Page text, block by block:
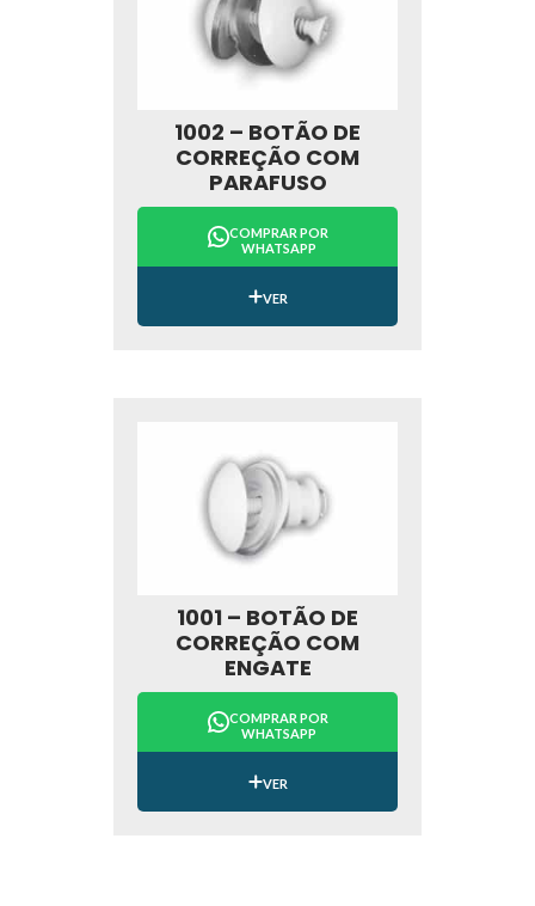
1002 – BOTÃO DE
CORREÇÃO COM
PARAFUSO
COMPRAR POR
WHATSAPP
VER
1001 – BOTÃO DE
CORREÇÃO COM
ENGATE
COMPRAR POR
WHATSAPP
VER